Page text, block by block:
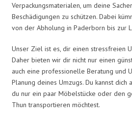
Verpackungsmaterialen, um deine
Beschädigungen zu schützen. Dabei
von der Abholung in Paderborn bis zur
Unser Ziel ist es, dir einen stressfreien
Daher bieten wir dir nicht nur einen
auch eine professionelle Beratung und
Planung deines Umzugs. Du kannst dich
du nur ein paar Möbelstücke oder den
Thun transportieren möchtest.